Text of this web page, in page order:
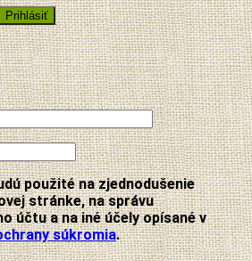
Prihlásiť
použité na zjednodušenie
stránke, na správu
účtu a na iné účely opísané v
súkromia.